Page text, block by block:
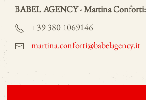
BABEL AGENCY - Martina Conforti:
+39 380 1069146
martina.conforti@babelagency.it